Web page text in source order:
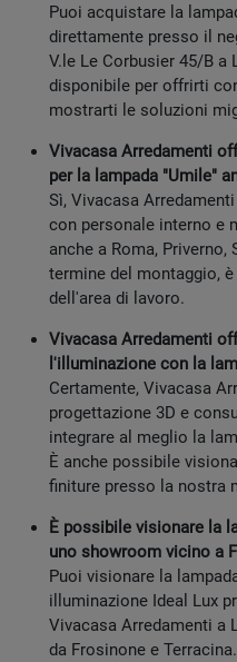
Puoi acquistare la
direttamente presso il
V.le Le Corbusier 45/B
disponibile per offrirti
mostrarti le soluzioni
Vivacasa Arredamenti
per la lampada "Umile"
Sì, Vivacasa
con personale interno e
anche a Roma,
termine del montaggio,
dell'area di lavoro.
Vivacasa Arredamenti
l'illuminazione con la
Certamente, Vivacasa
progettazione 3D e
integrare al meglio la
È anche possibile
finiture presso la nostra
È possibile visionare la
uno showroom vicino a
Puoi visionare la
illuminazione Ideal Lux
Vivacasa Arredamenti a
da Frosinone e